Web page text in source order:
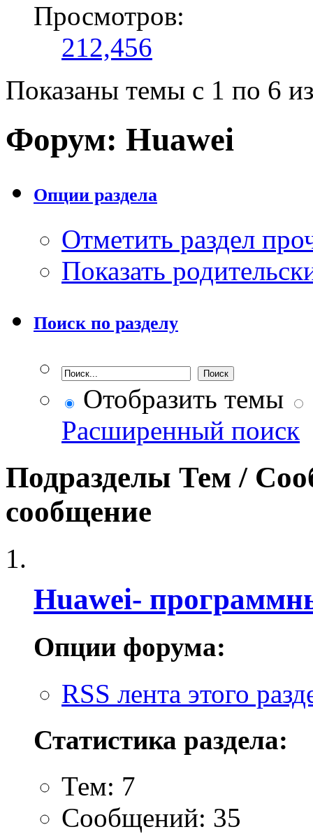
Просмотров:
212,456
Показаны темы с 1 по 6
Форум: Huawei
Опции раздела
Отметить раздел
Показать
Поиск по разделу
Отобразить темы
Расширенный поиск
Подразделы Тем /
сообщение
Huawei-
Опции форума:
RSS лента этого
Статистика раздела:
Тем: 7
Сообщений: 35